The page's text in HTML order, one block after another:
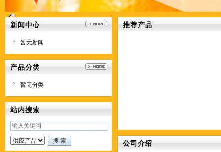
新闻中心
暂无新闻
产品分类
暂无分类
站内搜索
推荐产品
公司介绍